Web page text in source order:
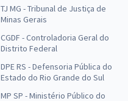
TJ MG - Tribunal de Justiça de
Minas Gerais
CGDF - Controladoria Geral do
Distrito Federal
DPE RS - Defensoria Pública do
Estado do Rio Grande do Sul
MP SP - Ministério Público do